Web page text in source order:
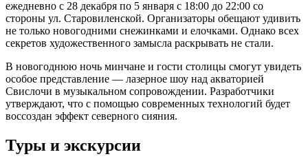
ежедневно с 28 декабря по 5 января с 18:00 до 22:00 со
стороны ул. Старовиленской. Организаторы обещают удивить
не только новогодними снежинками и елочками. Однако всех
секретов художественного замысла раскрывать не стали.
В новогоднюю ночь минчане и гости столицы смогут увидеть
особое представление — лазерное шоу над акваторией
Свислочи в музыкальном сопровождении. Разработчики
утверждают, что с помощью современных технологий будет
воссоздан эффект северного сияния.
Туры и экскурсии